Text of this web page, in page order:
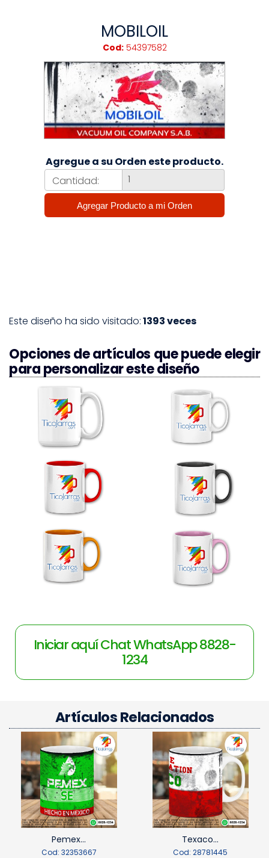
MOBILOIL
Cod:54397582
Agregue a su Orden este producto.
Cantidad:
Este diseño ha sido visitado:1393 veces
Opciones de artículos que puede elegir
para personalizar este diseño
Iniciar aquí Chat WhatsApp 8828-
1234
Artículos Relacionados
Pemex...
Cod: 32353667
Texaco...
Cod: 28781445